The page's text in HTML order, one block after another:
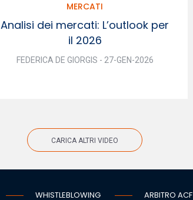
MERCATI
Analisi dei mercati: L’outlook per
il 2026
FEDERICA DE GIORGIS - 27-GEN-2026
CARICA ALTRI VIDEO
WHISTLEBLOWING ARBITRO ACF